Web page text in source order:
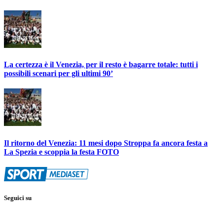
La certezza è il Venezia, per il resto è bagarre totale: tutti i
possibili scenari per gli ultimi 90’
Il ritorno del Venezia: 11 mesi dopo Stroppa fa ancora festa a
La Spezia e scoppia la festa FOTO
Seguici su